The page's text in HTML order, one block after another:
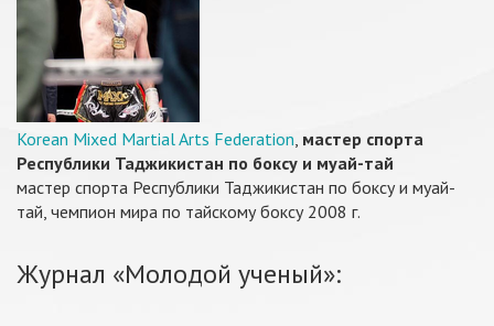
Korean Mixed Martial Arts Federation, мастер спорта
Республики Таджикистан по боксу и муай-тай
мастер спорта Республики Таджикистан по боксу и муай-
тай, чемпион мира по тайскому боксу 2008 г.
Журнал «Молодой ученый»: